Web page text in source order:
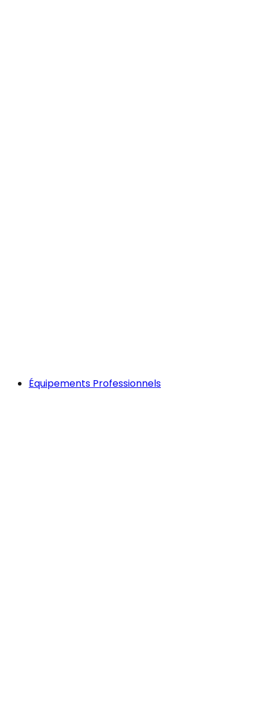
Équipements Professionnels